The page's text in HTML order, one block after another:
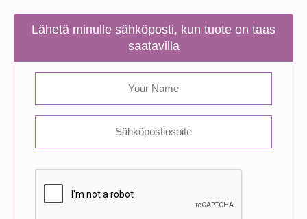
Lähetä minulle sähköposti, kun tuote on taas
saatavilla